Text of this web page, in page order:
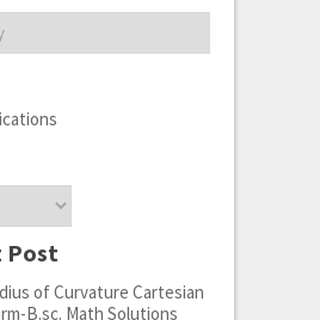
Post
of Curvature Cartesian
B.sc. Math Solutions